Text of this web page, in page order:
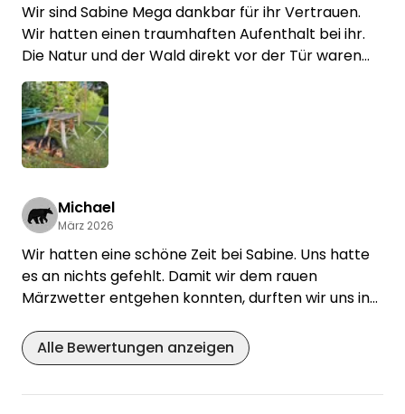
Wir sind Sabine Mega dankbar für ihr Vertrauen.
Wir hatten einen traumhaften Aufenthalt bei ihr.
Die Natur und der Wald direkt vor der Tür waren
wirklich wunderschön und für unseren Hund das
Paradies!
Toll das wir so viele Dinge nutzen konnten die wir
nicht dabei hatten.
So haben wir einen wunderschönen Grillabend bei
erfrischend. Gerne wieder!!
🙏 Danke 🙏
Michael
März 2026
Wir hatten eine schöne Zeit bei Sabine. Uns hatte
es an nichts gefehlt. Damit wir dem rauen
Märzwetter entgehen konnten, durften wir uns in
Für Geocacher: In einem Wäldchen südlich vom
Stellplatz liegen ein paar schön gemachte
Alle Bewertungen anzeigen